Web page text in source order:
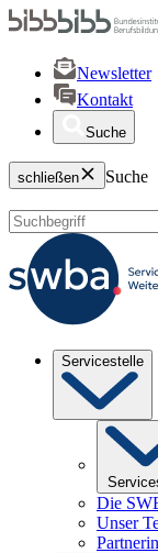
Newsletter
Kontakt
Suche
schließen Suche
Servicestelle
Die
Unser